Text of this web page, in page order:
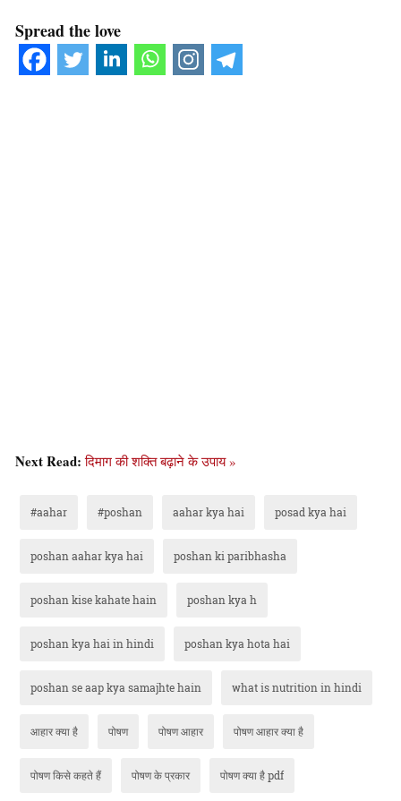
Spread the love
Next Read:दिमाग की शक्ति बढ़ाने के उपाय »
#aahar #poshan aahar kya hai posad kya hai
poshan aahar kya hai poshan ki paribhasha
poshan kise kahate hain poshan kya h
poshan kya hai in hindi poshan kya hota hai
poshan se aap kya samajhte hain what is nutrition in hindi
आहार क्या है पोषण पोषण आहार पोषण आहार क्या है
पोषण किसे कहते हैं पोषण के प्रकार पोषण क्या है pdf